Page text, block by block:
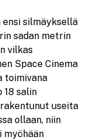
ensi silmäyksellä
sadan metrin
vilkas
Space Cinema
toimivana
18 salin
useita
ollaan, niin